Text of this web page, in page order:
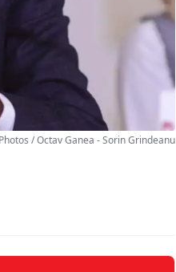
/ Octav Ganea - Sorin Grindeanu